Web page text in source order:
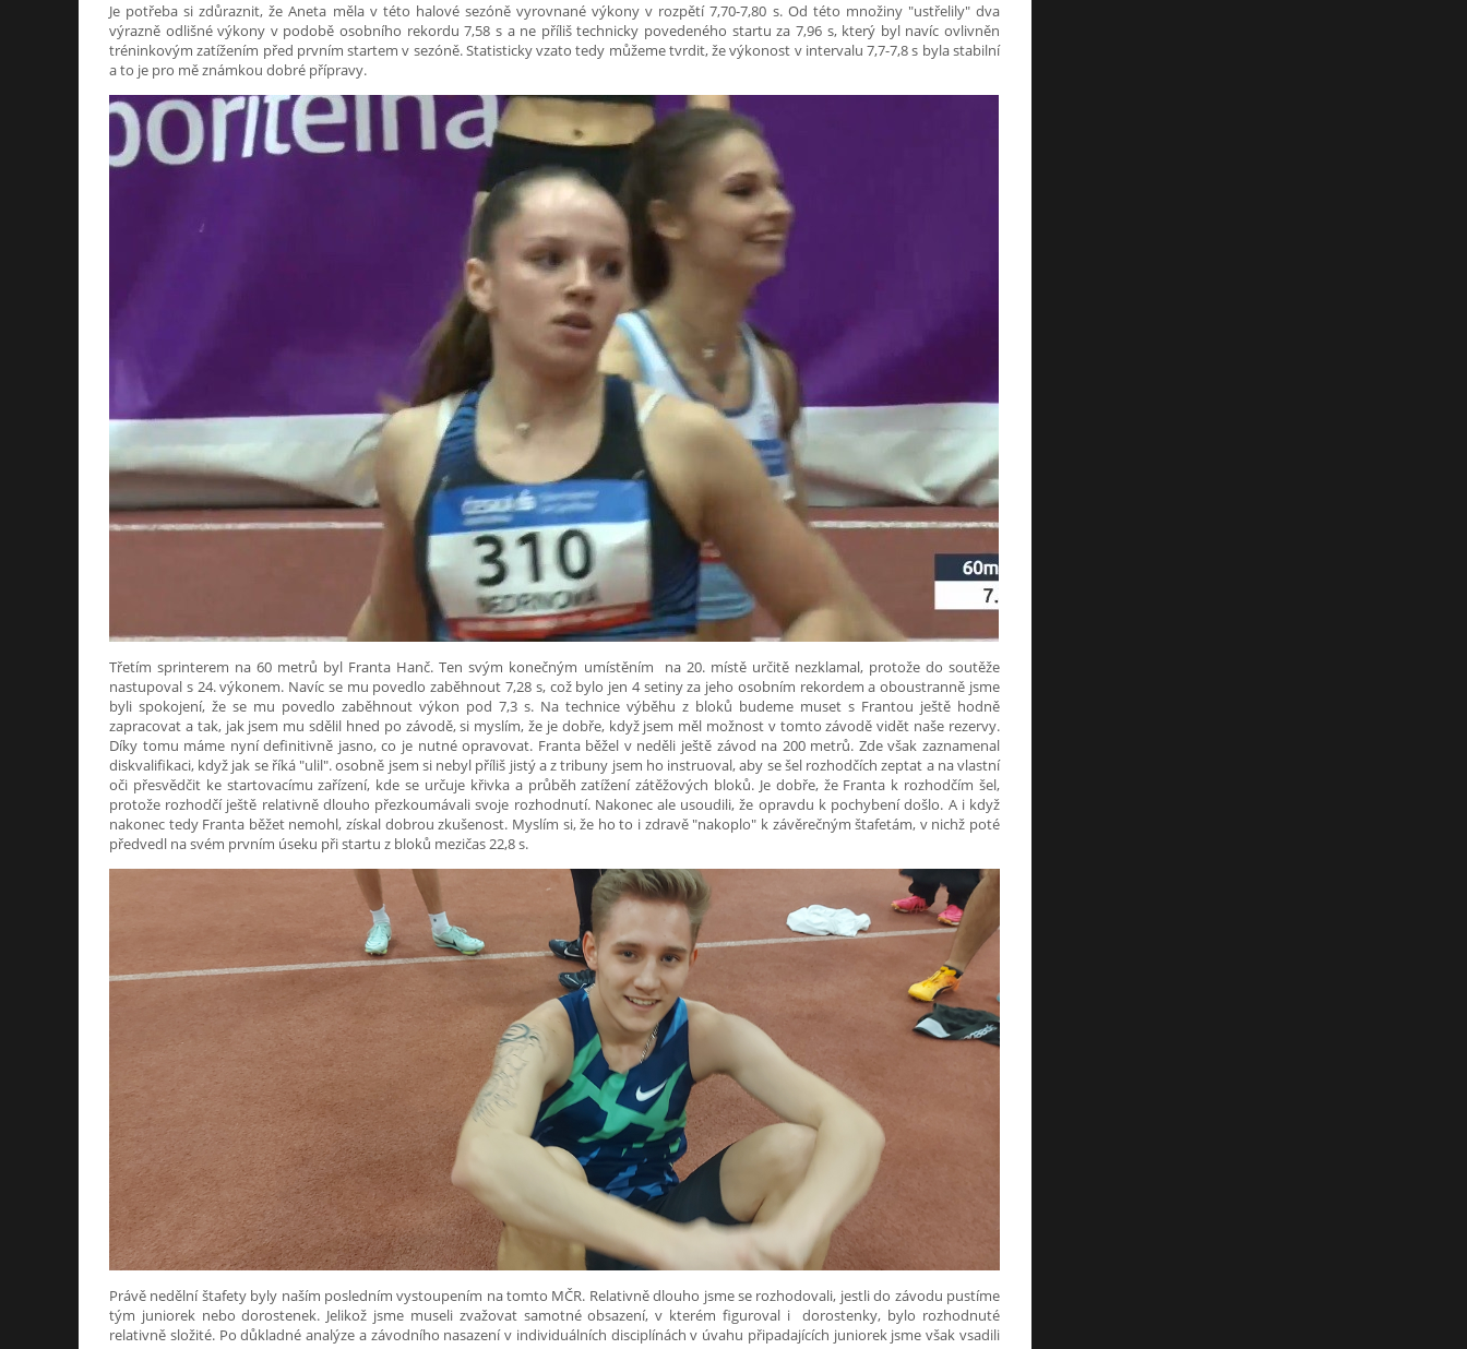
Je potřeba si zdůraznit, že Aneta měla v této halové sezóně vyrovnané výkony v rozpětí 7,70-7,80 s. Od této množiny "ustřelily" dva
výrazně odlišné výkony v podobě osobního rekordu 7,58 s a ne příliš technicky povedeného startu za 7,96 s, který byl navíc ovlivněn
tréninkovým zatížením před prvním startem v sezóně. Statisticky vzato tedy můžeme tvrdit, že výkonost v intervalu 7,7-7,8 s byla stabilní
a to je pro mě známkou dobré přípravy.
Třetím sprinterem na 60 metrů byl Franta Hanč. Ten svým konečným umístěním na 20. místě určitě nezklamal, protože do soutěže
nastupoval s 24. výkonem. Navíc se mu povedlo zaběhnout 7,28 s, což bylo jen 4 setiny za jeho osobním rekordem a oboustranně jsme
byli spokojení, že se mu povedlo zaběhnout výkon pod 7,3 s. Na technice výběhu z bloků budeme muset s Frantou ještě hodně
zapracovat a tak, jak jsem mu sdělil hned po závodě, si myslím, že je dobře, když jsem měl možnost v tomto závodě vidět naše rezervy.
Díky tomu máme nyní definitivně jasno, co je nutné opravovat. Franta běžel v neděli ještě závod na 200 metrů. Zde však zaznamenal
diskvalifikaci, když jak se říká "ulil". osobně jsem si nebyl příliš jistý a z tribuny jsem ho instruoval, aby se šel rozhodčích zeptat a na vlastní
oči přesvědčit ke startovacímu zařízení, kde se určuje křivka a průběh zatížení zátěžových bloků. Je dobře, že Franta k rozhodčím šel,
protože rozhodčí ještě relativně dlouho přezkoumávali svoje rozhodnutí. Nakonec ale usoudili, že opravdu k pochybení došlo. A i když
nakonec tedy Franta běžet nemohl, získal dobrou zkušenost. Myslím si, že ho to i zdravě "nakoplo" k závěrečným štafetám, v nichž poté
předvedl na svém prvním úseku při startu z bloků mezičas 22,8 s.
Právě nedělní štafety byly naším posledním vystoupením na tomto MČR. Relativně dlouho jsme se rozhodovali, jestli do závodu pustíme
tým juniorek nebo dorostenek. Jelikož jsme museli zvažovat samotné obsazení, v kterém figuroval i dorostenky, bylo rozhodnuté
relativně složité. Po důkladné analýze a závodního nasazení v individuálních disciplínách v úvahu připadajících juniorek jsme však vsadili